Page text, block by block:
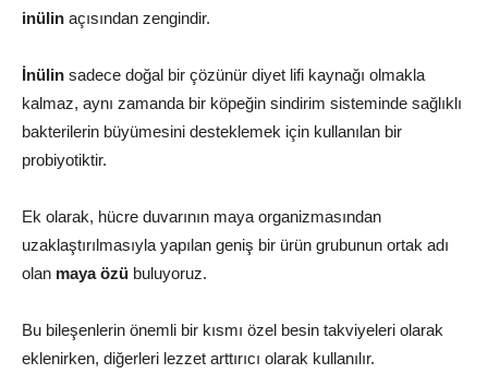
inülin açısından zengindir.
İnülin sadece doğal bir çözünür diyet lifi kaynağı olmakla
kalmaz, aynı zamanda bir köpeğin sindirim sisteminde sağlıklı
bakterilerin büyümesini desteklemek için kullanılan bir
probiyotiktir.
Ek olarak, hücre duvarının maya organizmasından
uzaklaştırılmasıyla yapılan geniş bir ürün grubunun ortak adı
olan maya özü buluyoruz.
Bu bileşenlerin önemli bir kısmı özel besin takviyeleri olarak
eklenirken, diğerleri lezzet arttırıcı olarak kullanılır.